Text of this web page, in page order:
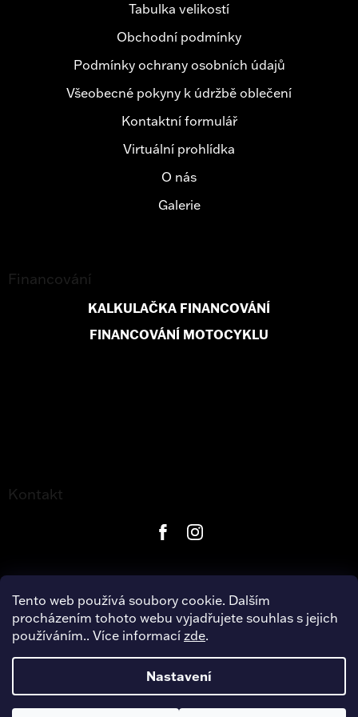
Tento web používá soubory cookie. Dalším
procházením tohoto webu vyjadřujete souhlas s jejich
používáním.. Více informací zde.
Nastavení
Kontakt
Tabulka velikostí
Obchodní podmínky
Podmínky ochrany osobních údajů
Všeobecné pokyny k údržbě oblečení
Kontaktní formulář
Virtuální prohlídka
O nás
Galerie
Financování
KALKULAČKA FINANCOVÁNÍ
FINANCOVÁNÍ MOTOCYKLU
Úpravu šablony vytvořilREJ Media